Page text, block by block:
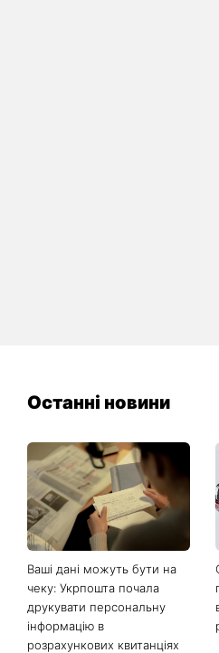
Останні новини
Ваші дані можуть бути на
чеку: Укрпошта почала
друкувати персональну
інформацію в
розрахункових квитанціях